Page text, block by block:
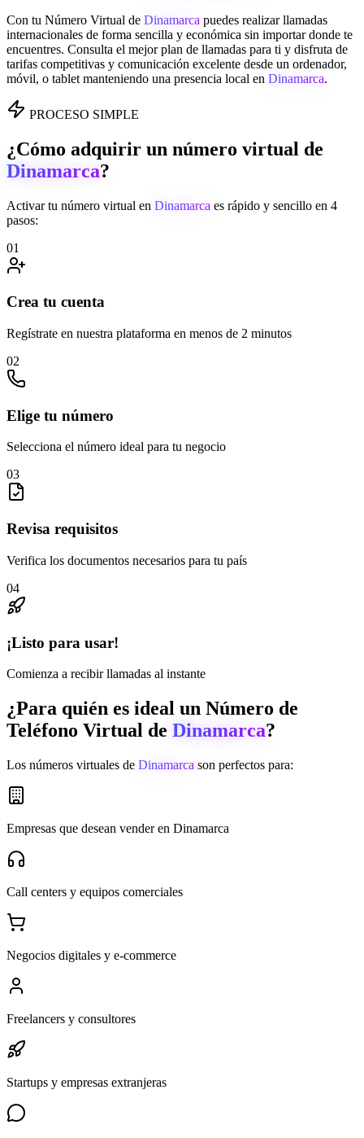
Con tu Número Virtual de Dinamarca puedes realizar llamadas
internacionales de forma sencilla y económica sin importar donde te
encuentres. Consulta el mejor plan de llamadas para ti y disfruta de
tarifas competitivas y comunicación excelente desde un ordenador,
móvil, o tablet manteniendo una presencia local en Dinamarca.
PROCESO SIMPLE
¿Cómo adquirir un número virtual de
Dinamarca?
Activar tu número virtual en Dinamarca es rápido y sencillo en 4
pasos:
01
Crea tu cuenta
Regístrate en nuestra plataforma en menos de 2 minutos
02
Elige tu número
Selecciona el número ideal para tu negocio
03
Revisa requisitos
Verifica los documentos necesarios para tu país
04
¡Listo para usar!
Comienza a recibir llamadas al instante
¿Para quién es ideal un Número de
Teléfono Virtual de Dinamarca?
Los números virtuales de Dinamarca son perfectos para:
Empresas que desean vender en Dinamarca
Call centers y equipos comerciales
Negocios digitales y e-commerce
Freelancers y consultores
Startups y empresas extranjeras